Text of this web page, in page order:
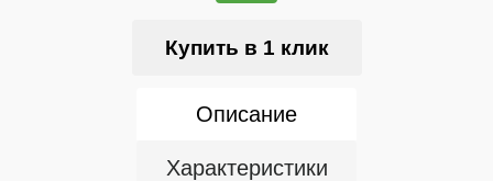
Купить в 1 клик
Описание
Характеристики